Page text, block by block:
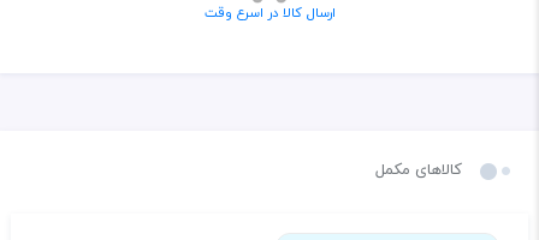
ارسال کالا در اسرع وقت
کالاهای مکمل